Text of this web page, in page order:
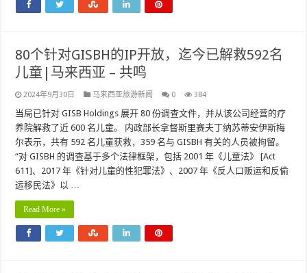
80个针对GISBH的IP开放，迄今已解救592名
儿童|马来西亚 – 共鸣
2024年9月30日 马来西亚旅游新闻 0 384
当局已针对 GISB Holdings 展开 80 份调查文件，并从该公司经营的疗
养院解救了近 600 名儿童。 内政部长拿督斯里赛夫丁纳苏蒂安伊斯梅
尔表示，共有 592 名儿童获救，359 名与 GISBH 有关的人员被拘留。
“对 GISBH 的调查基于多个法律框架，包括 2001 年《儿童法》 [Act
611]、2017 年《针对儿童的性犯罪法》、2007 年《反人口贩运和反偷
运移民法》以 …
Read More »